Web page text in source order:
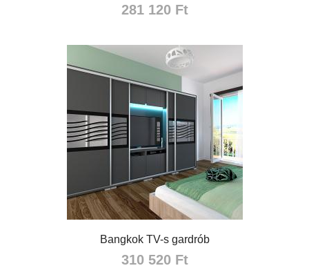
281 120 Ft
Bangkok TV-s gardrób
310 520 Ft